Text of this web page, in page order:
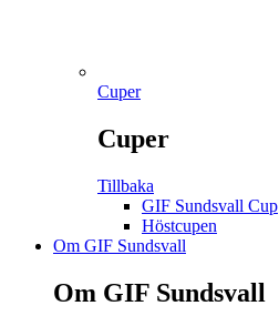
Cuper
Cuper
Tillbaka
GIF Sundsvall Cup
Höstcupen
Om GIF Sundsvall
Om GIF Sundsvall